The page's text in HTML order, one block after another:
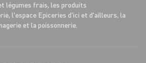
légumes frais, les produits
l'espace Epiceries d'ici et d'ailleurs, la
et la poissonnerie.